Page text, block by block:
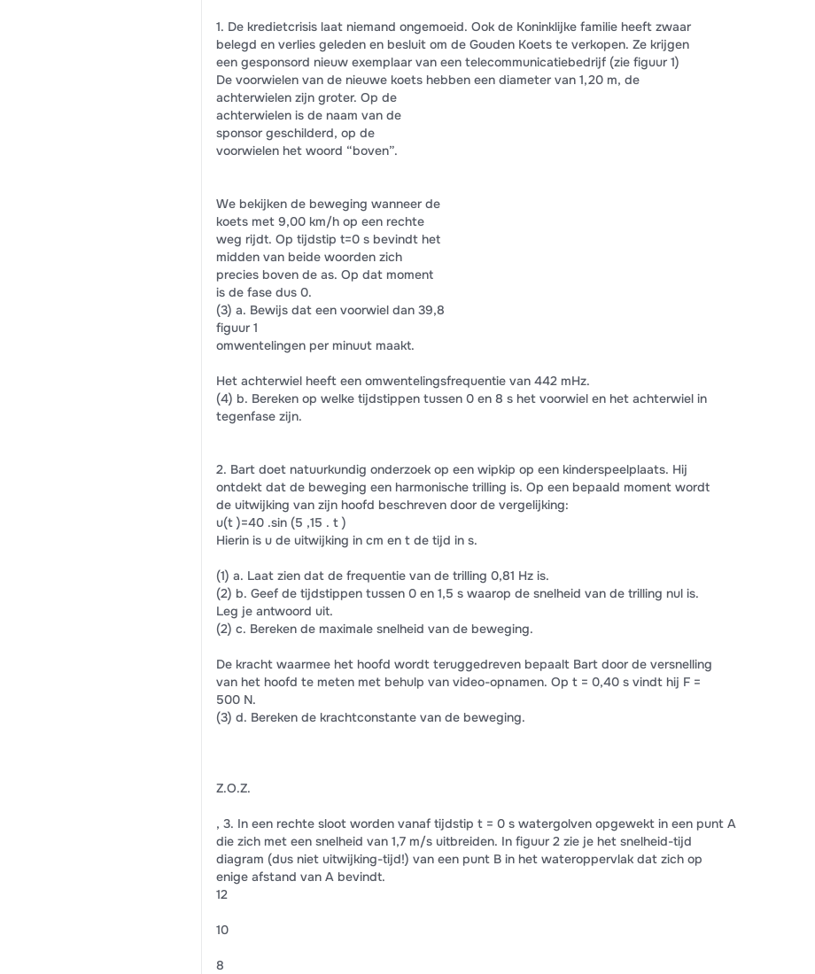
1. De kredietcrisis laat niemand ongemoeid. Ook de Koninklijke familie heeft zwaar
belegd en verlies geleden en besluit om de Gouden Koets te verkopen. Ze krijgen
een gesponsord nieuw exemplaar van een telecommunicatiebedrijf (zie figuur 1)
De voorwielen van de nieuwe koets hebben een diameter van 1,20 m, de
achterwielen zijn groter. Op de
achterwielen is de naam van de
sponsor geschilderd, op de
voorwielen het woord “boven”.
We bekijken de beweging wanneer de
koets met 9,00 km/h op een rechte
weg rijdt. Op tijdstip t=0 s bevindt het
midden van beide woorden zich
precies boven de as. Op dat moment
is de fase dus 0.
(3) a. Bewijs dat een voorwiel dan 39,8
figuur 1
omwentelingen per minuut maakt.
Het achterwiel heeft een omwentelingsfrequentie van 442 mHz.
(4) b. Bereken op welke tijdstippen tussen 0 en 8 s het voorwiel en het achterwiel in
tegenfase zijn.
2. Bart doet natuurkundig onderzoek op een wipkip op een kinderspeelplaats. Hij
ontdekt dat de beweging een harmonische trilling is. Op een bepaald moment wordt
de uitwijking van zijn hoofd beschreven door de vergelijking:
u(t )=40 .sin (5 ,15 . t )
Hierin is u de uitwijking in cm en t de tijd in s.
(1) a. Laat zien dat de frequentie van de trilling 0,81 Hz is.
(2) b. Geef de tijdstippen tussen 0 en 1,5 s waarop de snelheid van de trilling nul is.
Leg je antwoord uit.
(2) c. Bereken de maximale snelheid van de beweging.
De kracht waarmee het hoofd wordt teruggedreven bepaalt Bart door de versnelling
van het hoofd te meten met behulp van video-opnamen. Op t = 0,40 s vindt hij F =
500 N.
(3) d. Bereken de krachtconstante van de beweging.
Z.O.Z.
, 3. In een rechte sloot worden vanaf tijdstip t = 0 s watergolven opgewekt in een punt A
die zich met een snelheid van 1,7 m/s uitbreiden. In figuur 2 zie je het snelheid-tijd
diagram (dus niet uitwijking-tijd!) van een punt B in het wateroppervlak dat zich op
enige afstand van A bevindt.
12
10
8